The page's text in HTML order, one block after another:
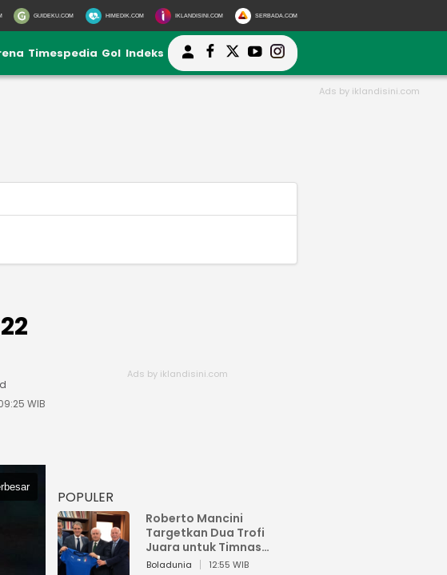
GUIDEKU.COM HIMEDIK.COM IKLANDISINI.COM SERBADA.COM
Timespedia Gol Indeks
WIB
POPULER
Roberto Mancini
Targetkan Dua Trofi
Juara untuk Timnas
Italia
Boladunia 12:55 WIB